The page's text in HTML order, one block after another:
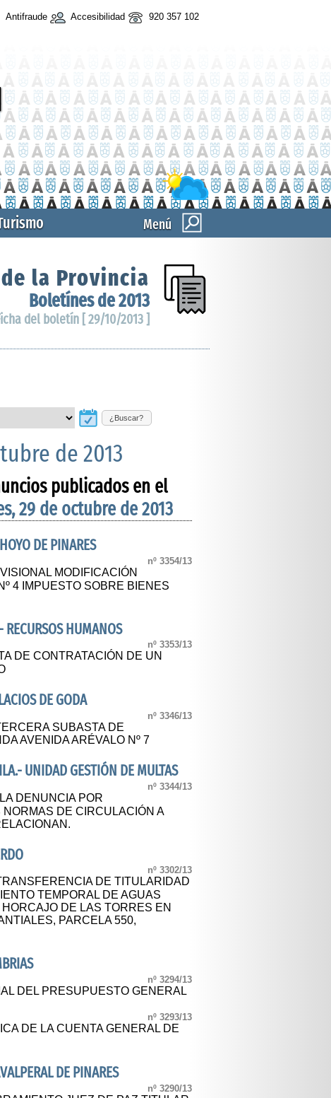
Antifraude Accesibilidad 920 357 102
Menú
la Provincia
Boletínes de 2013
del boletín [ 29/10/2013 ]
¿Buscar?
de 2013
publicados en el
29 de octubre de 2013
DE PINARES
nº 3354/13
MODIFICACIÓN
4 IMPUESTO SOBRE BIENES
RECURSOS HUMANOS
nº 3353/13
DE CONTRATACIÓN DE UN
DE GODA
nº 3346/13
SUBASTA DE
AVENIDA ARÉVALO Nº 7
UNIDAD GESTIÓN DE MULTAS
nº 3344/13
DENUNCIA POR
NORMAS DE CIRCULACIÓN A
nº 3302/13
DE TITULARIDAD
TEMPORAL DE AGUAS
DE LAS TORRES EN
PARCELA 550,
nº 3294/13
DEL PRESUPUESTO GENERAL
nº 3293/13
DE LA CUENTA GENERAL DE
DE PINARES
nº 3290/13